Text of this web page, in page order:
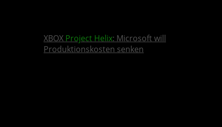
XBOX Project Helix: Microsoft will
Produktionskosten senken